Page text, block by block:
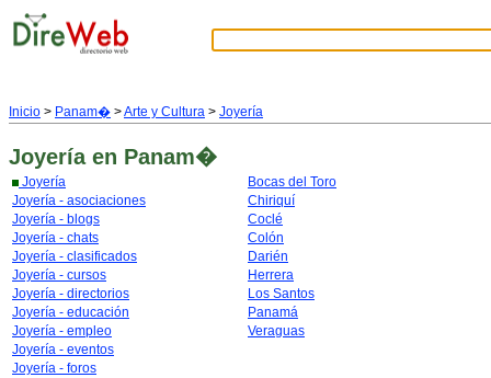
Inicio > Panam� >Arte y Cultura > Joyería
Joyería en Panam�
Joyería
Joyería - asociaciones
Joyería - blogs
Joyería - chats
Joyería - clasificados
Joyería - cursos
Joyería - directorios
Joyería - educación
Joyería - empleo
Joyería - eventos
Joyería - foros
Bocas del Toro
Chiriquí
Coclé
Colón
Darién
Herrera
Los Santos
Panamá
Veraguas